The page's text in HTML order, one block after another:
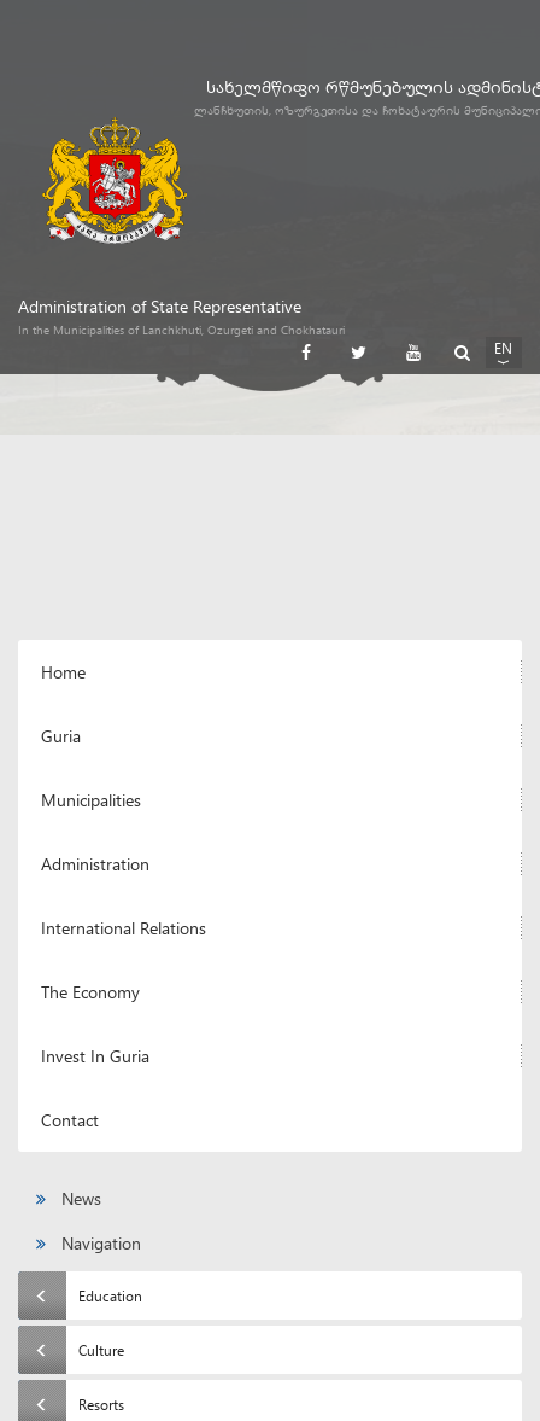
სახელმწიფო რწმუნებულის
ლანჩხუთის, ოზურგეთისა და ჩოხატაურის
Administration of State Representative
In the Municipalities of Lanchkhuti, Ozurgeti and Chokhatauri
EN
Home
Guria
Municipalities
Administration
International Relations
The Economy
Invest In Guria
Contact
News
Navigation
Education
Culture
Resorts